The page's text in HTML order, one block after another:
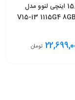
لپ تاپ 15.6 اینچی لنوو مدل
V15-i3 1115G4
تومان